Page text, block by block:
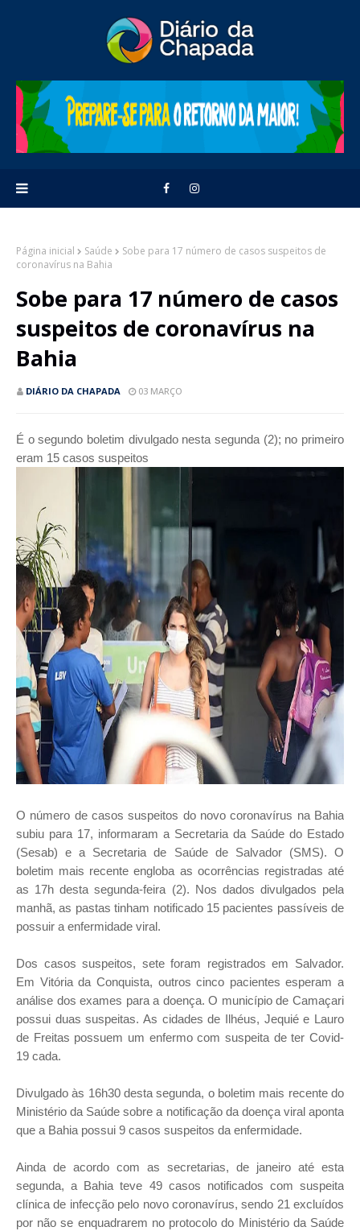
Página inicial Saúde
Sobe para 17 número de casos suspeitos de
coronavírus na Bahia
Sobe para 17 número de casos
suspeitos de coronavírus na
Bahia
DIÁRIO DA CHAPADA 03 MARÇO
É o segundo boletim divulgado nesta segunda (2); no primeiro
eram 15 casos suspeitos
O número de casos suspeitos do novo coronavírus na Bahia
subiu para 17, informaram a Secretaria da Saúde do Estado
(Sesab) e a Secretaria de Saúde de Salvador (SMS). O
boletim mais recente engloba as ocorrências registradas até
as 17h desta segunda-feira (2). Nos dados divulgados pela
manhã, as pastas tinham notificado 15 pacientes passíveis de
possuir a enfermidade viral.
Dos casos suspeitos, sete foram registrados em Salvador.
Em Vitória da Conquista, outros cinco pacientes esperam a
análise dos exames para a doença. O município de Camaçari
possui duas suspeitas. As cidades de Ilhéus, Jequié e Lauro
de Freitas possuem um enfermo com suspeita de ter Covid-
19 cada.
Divulgado às 16h30 desta segunda, o boletim mais recente do
Ministério da Saúde sobre a notificação da doença viral aponta
que a Bahia possui 9 casos suspeitos da enfermidade.
Ainda de acordo com as secretarias, de janeiro até esta
segunda, a Bahia teve 49 casos notificados com suspeita
clínica de infecção pelo novo coronavírus, sendo 21 excluídos
por não se enquadrarem no protocolo do Ministério da Saúde